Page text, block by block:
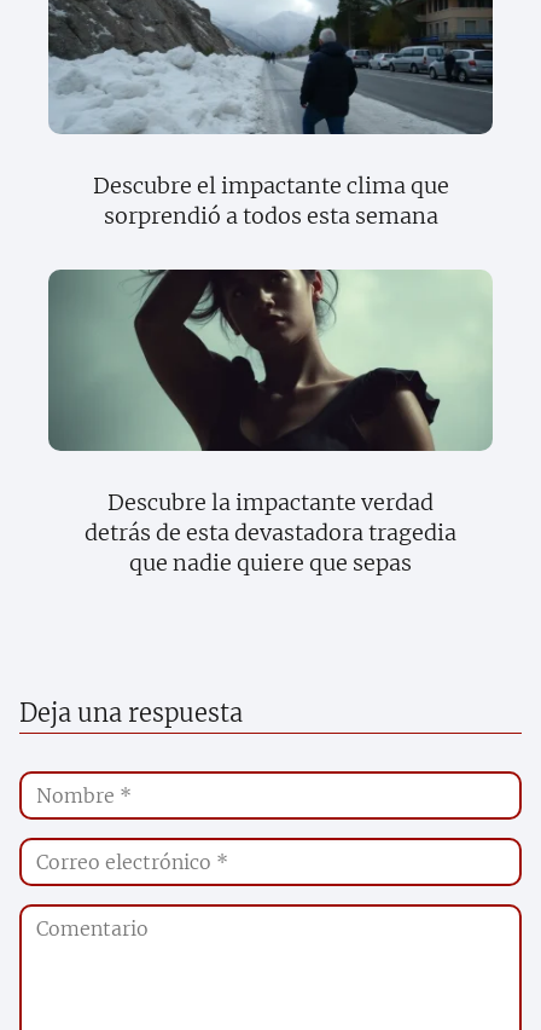
Descubre el impactante clima que
sorprendió a todos esta semana
Descubre la impactante verdad
detrás de esta devastadora tragedia
que nadie quiere que sepas
Deja una respuesta